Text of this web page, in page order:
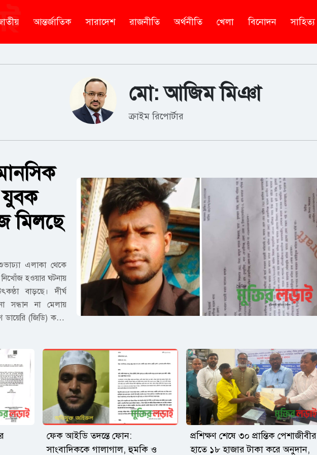
আন্তর্জাতিক সারাদেশ রাজনীতি অর্থনীতি খেলা বিনোদন সাহিত্য
মো: আজিম মিঞা
ক্রাইম রিপোর্টার
যুবক
মিলছে
এলাকা থেকে
হওয়ার ঘটনায়
বাড়ছে। দীর্ঘ
না মেলায়
(জিডি) করার
ভুগছেন। গত ২৬ জুলাই
কাউকে কিছু না
এরপর থেকে তার
কোনো তথ্য জানতে
সম্ভাব্য বিভিন্ন স্থানে
পরিচিতদের সঙ্গে
তামিমের সন্ধান
অবস্থা বিবেচনায়
ফেক আইডি তদন্তে ফোন:
সাংবাদিককে গালাগাল, হুমকি ও
প্রশিক্ষণ শেষে ৩০ প্রান্তিক পেশাজীবীর
হাতে ১৮ হাজার টাকা করে অনুদান,